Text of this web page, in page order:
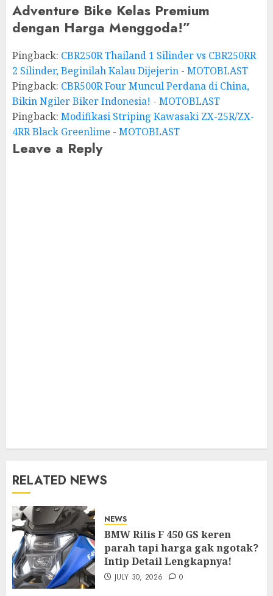
Adventure Bike Kelas Premium
dengan Harga Menggoda!”
Pingback: CBR250R Thailand 1 Silinder vs CBR250RR
2 Silinder, Beginilah Kalau Dijejerin - MOTOBLAST
Pingback: CBR500R Four Muncul Perdana di China,
Bikin Ngiler Biker Indonesia! - MOTOBLAST
Pingback: Modifikasi Striping Kawasaki ZX-25R/ZX-
4RR Black Greenlime - MOTOBLAST
Leave a Reply
RELATED NEWS
NEWS
BMW Rilis F 450 GS keren
parah tapi harga gak ngotak?
Intip Detail Lengkapnya!
JULY 30, 2026 0